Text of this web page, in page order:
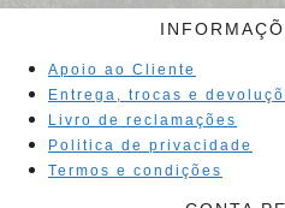
Apoio ao Cliente
Entrega, trocas e
Livro de reclamações
Politica de privacidade
Termos e condições